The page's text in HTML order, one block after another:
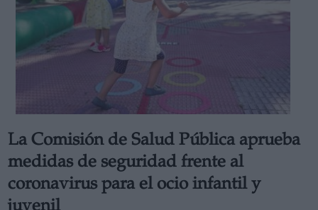
La Comisión de Salud Pública aprueba
medidas de seguridad frente al
coronavirus para el ocio infantil y